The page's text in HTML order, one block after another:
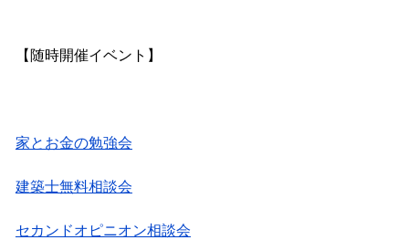
【随時開催イベント】
家とお金の勉強会
建築士無料相談会
セカンドオピニオン相談会